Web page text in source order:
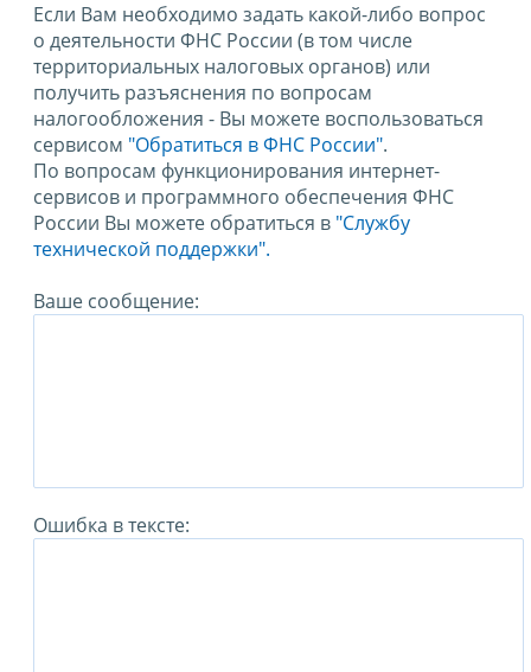
Если Вам необходимо задать какой-либо вопрос
о деятельности ФНС России (в том числе
территориальных налоговых органов) или
получить разъяснения по вопросам
налогообложения - Вы можете воспользоваться
сервисом "Обратиться в ФНС России".
По вопросам функционирования интернет-
сервисов и программного обеспечения ФНС
России Вы можете обратиться в "Службу
технической поддержки".
Ваше сообщение:
Ошибка в тексте: